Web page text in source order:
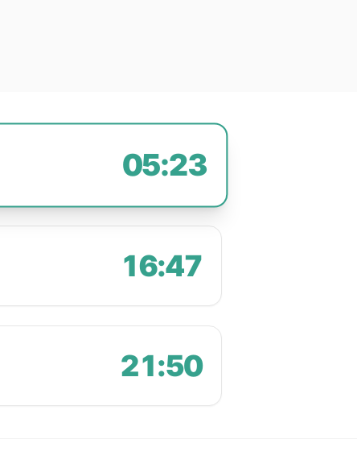
05:23
16:47
21:50